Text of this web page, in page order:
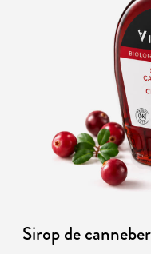
Sirop de